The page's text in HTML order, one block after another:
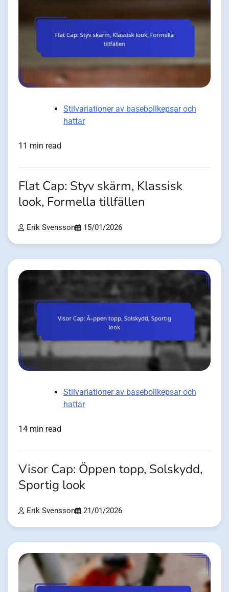
Stilvariationer av basebollkepsar och
hattar
11 min read
Flat Cap: Styv skärm, Klassisk
look, Formella tillfällen
Erik Svensson 15/01/2026
Stilvariationer av basebollkepsar och
hattar
14 min read
Visor Cap: Öppen topp, Solskydd,
Sportig look
Erik Svensson 21/01/2026